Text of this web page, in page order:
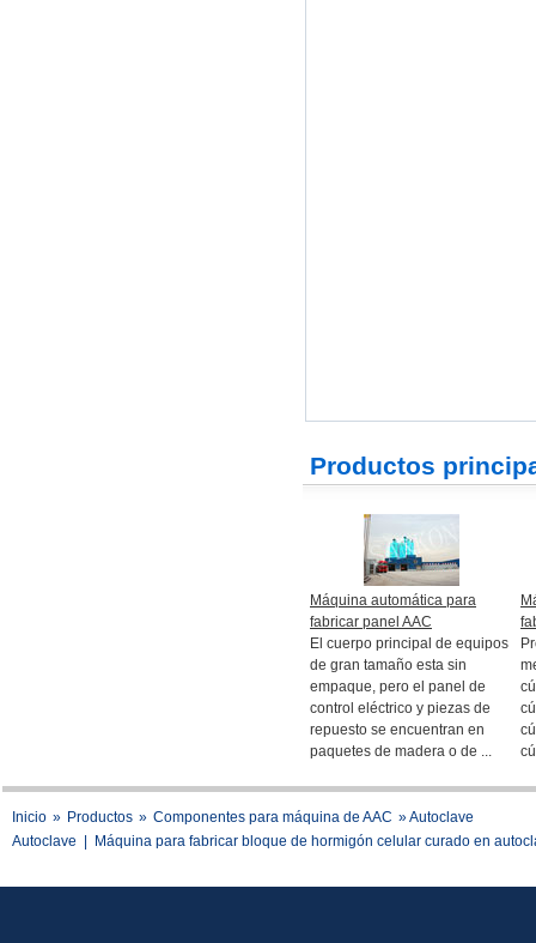
Productos
Máquina automática para
fabricar panel AAC
El cuerpo principal de equipos
de gran tamaño esta sin
empaque, pero el panel de
control eléctrico y piezas de
repuesto se encuentran en
paquetes de madera o de ...
Inicio » Productos » Componentes para máquina de AAC » Autoclave
Autoclave
Máquina para fabricar bloque de hormigón celular curado en